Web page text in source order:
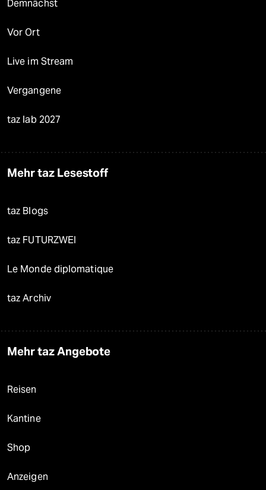
Demnächst
Vor Ort
Live im Stream
Vergangene
taz lab 2027
Mehr taz Lesestoff
taz Blogs
taz FUTURZWEI
Le Monde diplomatique
taz Archiv
Mehr taz Angebote
Reisen
Kantine
Shop
Anzeigen